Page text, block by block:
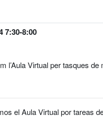
7:30-8:00
l’Aula Virtual per tasques
el Aula Virtual por tareas